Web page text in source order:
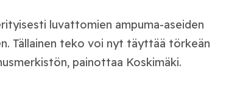
luvattomien ampuma-aseiden
Tällainen teko voi nyt täyttää törkeän
painottaa Koskimäki.